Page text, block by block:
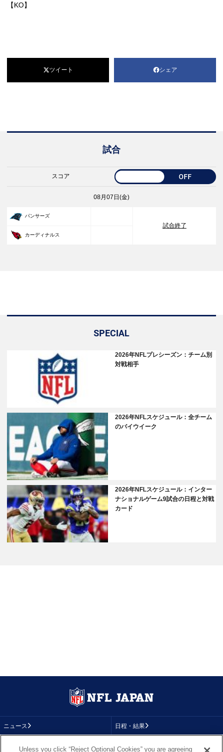
【KO】
ツイート シェア
試合
スコア OFF
08月07日(金)
パンサーズ
試合終了
カーディナルス
SPECIAL
2026年NFLプレシーズン：チーム別
対戦相手
2026年NFLスケジュール：全チーム
のバイウイーク
2026年NFLスケジュール：インター
ナショナルゲーム9試合の日程と対戦
カード
ニュース 日程・結果
コラム テレビ
Unless you click “Reject Optional Cookies” you are agreeing